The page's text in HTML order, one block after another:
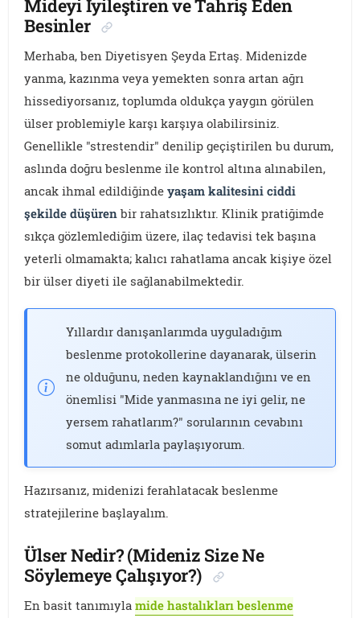
Mideyi İyileştiren ve Tahriş Eden
Besinler
Merhaba, ben Diyetisyen Şeyda Ertaş. Midenizde
yanma, kazınma veya yemekten sonra artan ağrı
hissediyorsanız, toplumda oldukça yaygın görülen
ülser problemiyle karşı karşıya olabilirsiniz.
Genellikle "strestendir" denilip geçiştirilen bu durum,
aslında doğru beslenme ile kontrol altına alınabilen,
ancak ihmal edildiğindeyaşam kalitesini ciddi
şekilde düşüren bir rahatsızlıktır. Klinik pratiğimde
sıkça gözlemlediğim üzere, ilaç tedavisi tek başına
yeterli olmamakta; kalıcı rahatlama ancak kişiye özel
bir ülser diyeti ile sağlanabilmektedir.
Yıllardır danışanlarımda uyguladığım
beslenme protokollerine dayanarak, ülserin
ne olduğunu, neden kaynaklandığını ve en
önemlisi "Mide yanmasına ne iyi gelir, ne
yersem rahatlarım?" sorularının cevabını
somut adımlarla paylaşıyorum.
Hazırsanız, midenizi ferahlatacak beslenme
stratejilerine başlayalım.
Ülser Nedir? (Mideniz Size Ne
Söylemeye Çalışıyor?)
En basit tanımıylamide hastalıkları beslenme